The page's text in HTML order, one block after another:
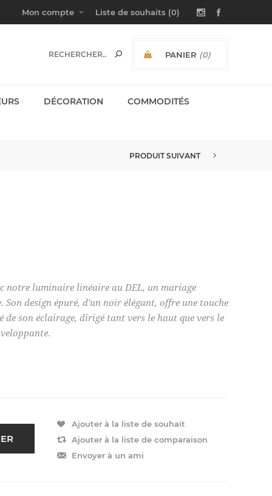
Mon compte Liste de souhaits (0)
PANIER (0)
DÉCORATION COMMODITÉS
PRODUIT SUIVANT
notre luminaire linéaire au DEL, un mariage
design épuré, d'un noir élégant, offre une touche
son éclairage, dirigé tant vers le haut que vers le